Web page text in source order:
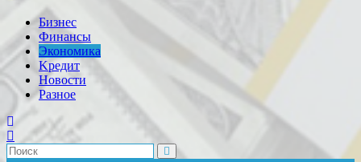
Бизнес
Финансы
Экономика
Kредит
Новости
Разное